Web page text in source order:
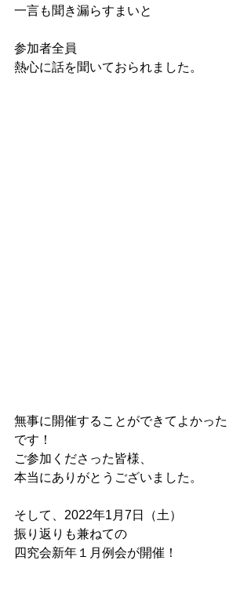
一言も聞き漏らすまいと
参加者全員
熱心に話を聞いておられました。
無事に開催することができてよかった
です！
ご参加くださった皆様、
本当にありがとうございました。
そして、2022年1月7日（土）
振り返りも兼ねての
四究会新年１月例会が開催！